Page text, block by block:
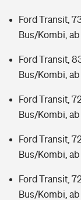
Ford Transit,
Bus/Kombi, ab
Ford Transit,
Bus/Kombi, ab
Ford Transit,
Bus/Kombi, ab
Ford Transit,
Bus/Kombi, ab
Ford Transit,
Bus/Kombi, ab